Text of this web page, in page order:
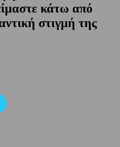
κάτω από
στιγμή της